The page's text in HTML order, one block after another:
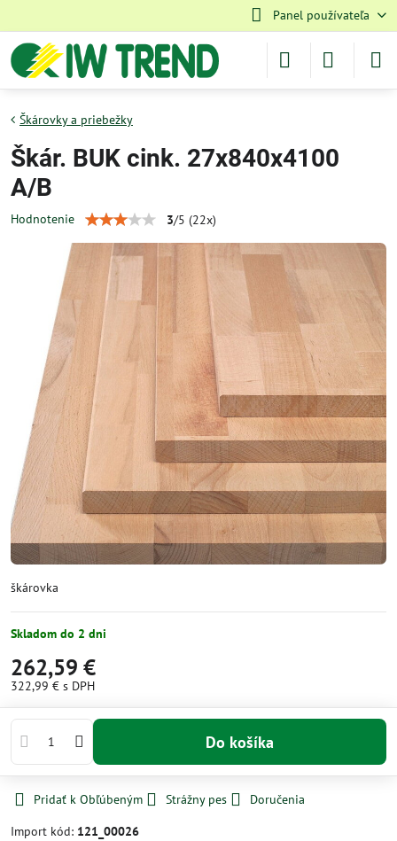
Panel používateľa
Škárovky a priebežky
Škár. BUK cink. 27x840x4100
A/B
Hodnotenie 3/5 (22x)
škárovka
Skladom do 2 dni
262,59 €
322,99 € s DPH
Do košíka
Pridať k Obľúbeným Strážny pes
Doručenia
Import kód: 121_00026